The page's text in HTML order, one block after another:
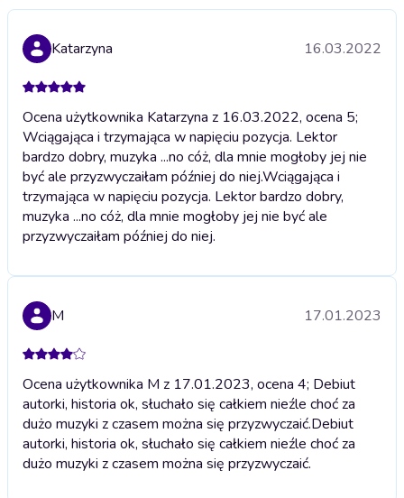
Katarzyna 16.03.2022
Ocena użytkownika Katarzyna z 16.03.2022, ocena 5;
Wciągająca i trzymająca w napięciu pozycja. Lektor
bardzo dobry, muzyka ...no cóż, dla mnie mogłoby jej nie
być ale przyzwyczaiłam później do niej.Wciągająca i
trzymająca w napięciu pozycja. Lektor bardzo dobry,
muzyka ...no cóż, dla mnie mogłoby jej nie być ale
przyzwyczaiłam później do niej.
M 17.01.2023
Ocena użytkownika M z 17.01.2023, ocena 4; Debiut
autorki, historia ok, słuchało się całkiem nieźle choć za
dużo muzyki z czasem można się przyzwyczaić.Debiut
autorki, historia ok, słuchało się całkiem nieźle choć za
dużo muzyki z czasem można się przyzwyczaić.